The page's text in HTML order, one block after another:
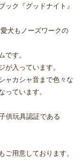
ック『グッドナイト』
犬もノーズワークの
です。
が入っています。
ャカシャ音まで色々な
っています。
供玩具認証である
ご用意しております。